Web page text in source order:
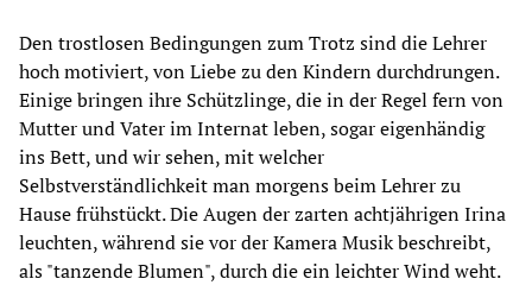
Den trostlosen Bedingungen zum Trotz sind die Lehrer
hoch motiviert, von Liebe zu den Kindern durchdrungen.
Einige bringen ihre Schützlinge, die in der Regel fern von
Mutter und Vater im Internat leben, sogar eigenhändig
ins Bett, und wir sehen, mit welcher
Selbstverständlichkeit man morgens beim Lehrer zu
Hause frühstückt. Die Augen der zarten achtjährigen Irina
leuchten, während sie vor der Kamera Musik beschreibt,
als "tanzende Blumen", durch die ein leichter Wind weht.